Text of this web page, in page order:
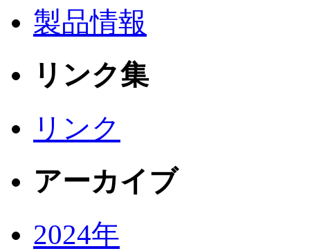
製品情報
リンク集
リンク
アーカイブ
2024年